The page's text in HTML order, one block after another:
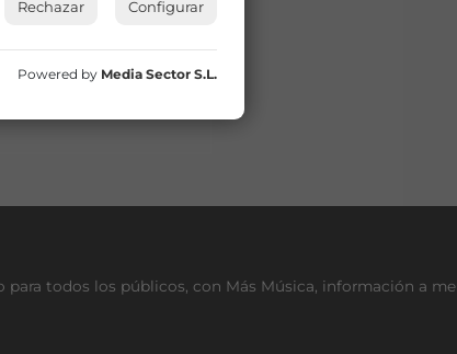
para todos los públicos, con Más Música, información a
Rechazar Configurar
Powered by Media Sector S.L.